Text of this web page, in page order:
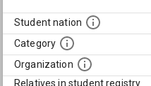
Student nation
Category
Organization
Relatives in student registry